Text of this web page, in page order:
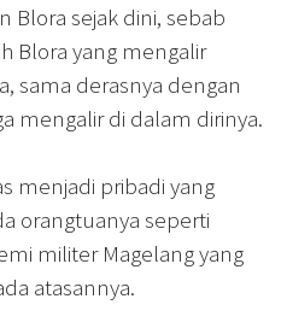
Blora sejak dini, sebab
Blora yang mengalir
sama derasnya dengan
mengalir di dalam dirinya.
menjadi pribadi yang
orangtuanya seperti
militer Magelang yang
atasannya.